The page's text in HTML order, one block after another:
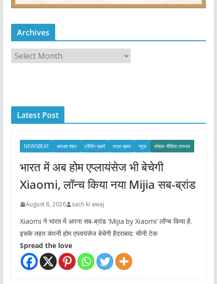
Archives
Latest Post
NEWSBEAT आपका शहर ट्रेंडिंग खबरें ताज़ा ख़बर न्यूज़ सोशल मीडिया वायरल
भारत में अब होम एप्लायंसेज भी बेचेगी
Xiaomi, लॉन्च किया नया Mijia सब-ब्रांड
August 8, 2026 sach ki awaj
Xiaomi ने भारत में अपना सब-ब्रांड ‘Mijia by Xiaomi’ लॉन्च किया है.
इसके तहत कंपनी होम एप्लायंसेज बेचेगी हैदराबाद: चीनी टेक
Spread the love